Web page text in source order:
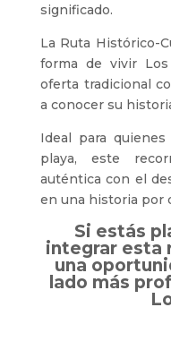
significado.
La Ruta Histórico-
forma de vivir
oferta tradicional
a conocer su
Ideal para
playa, este
auténtica con el
en una historia por
Si estás
integrar esta
una
lado más